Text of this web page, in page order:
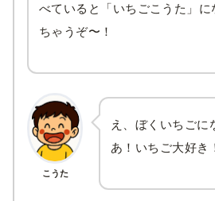
べていると「いちごこうた」に
ちゃうぞ〜！
こうた
え、ぼくいちごに
あ！いちご大好き